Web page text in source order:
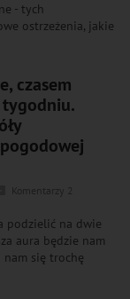
- tych
ostrzeżenia, jakie
czasem
tygodniu.
podzielić na dwie
aura będzie nam
się trochę